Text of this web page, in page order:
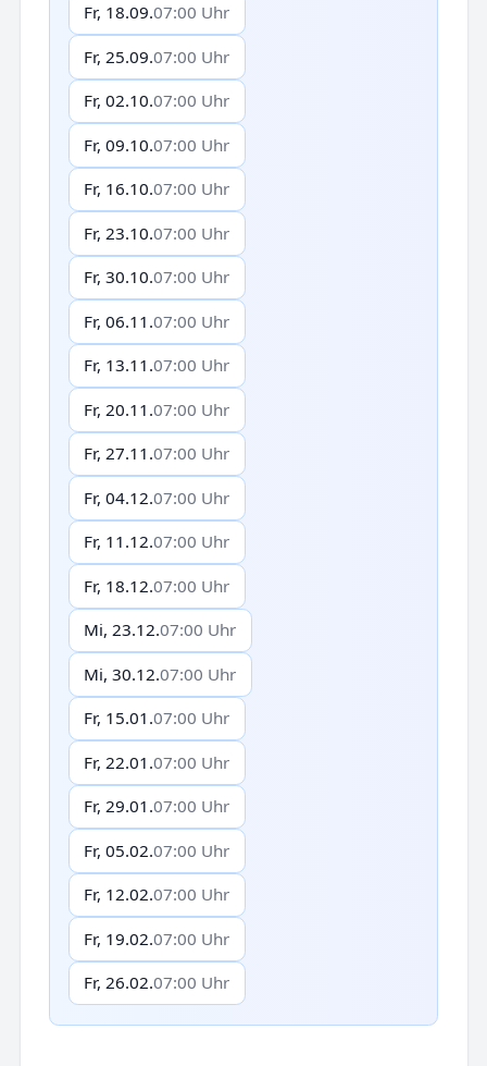
Fr, 18.09.07:00 Uhr
Fr, 25.09.07:00 Uhr
Fr, 02.10.07:00 Uhr
Fr, 09.10.07:00 Uhr
Fr, 16.10.07:00 Uhr
Fr, 23.10.07:00 Uhr
Fr, 30.10.07:00 Uhr
Fr, 06.11.07:00 Uhr
Fr, 13.11.07:00 Uhr
Fr, 20.11.07:00 Uhr
Fr, 27.11.07:00 Uhr
Fr, 04.12.07:00 Uhr
Fr, 11.12.07:00 Uhr
Fr, 18.12.07:00 Uhr
Mi, 23.12.07:00 Uhr
Mi, 30.12.07:00 Uhr
Fr, 15.01.07:00 Uhr
Fr, 22.01.07:00 Uhr
Fr, 29.01.07:00 Uhr
Fr, 05.02.07:00 Uhr
Fr, 12.02.07:00 Uhr
Fr, 19.02.07:00 Uhr
Fr, 26.02.07:00 Uhr